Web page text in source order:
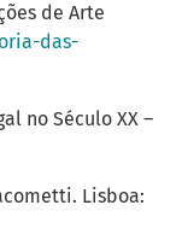
de Arte
das-
no Século XX –
Lisboa: